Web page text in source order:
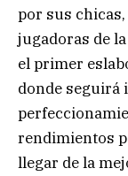
por sus
jugadoras de
el primer
donde seguirá
rendimientos
llegar de la